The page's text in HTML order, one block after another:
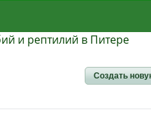
и рептилий в Питере
Создать